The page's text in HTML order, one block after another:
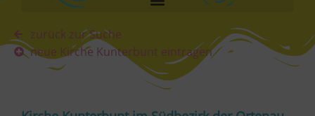
zurück zur Suche
neue Kirche Kunterbunt eintragen